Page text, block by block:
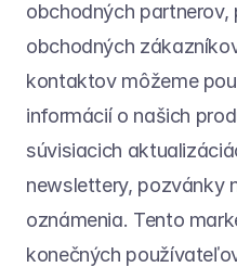
obchodných partnerov,
obchodných
kontaktov môžeme
informácií o našich
súvisiacich
newslettery, pozvánky
oznámenia. Tento
konečných